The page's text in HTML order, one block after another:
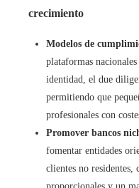
crecimiento
Modelos de
plataformas
identidad, el due
permitiendo que
profesionales con
Promover bancos
fomentar entidades
clientes no residentes,